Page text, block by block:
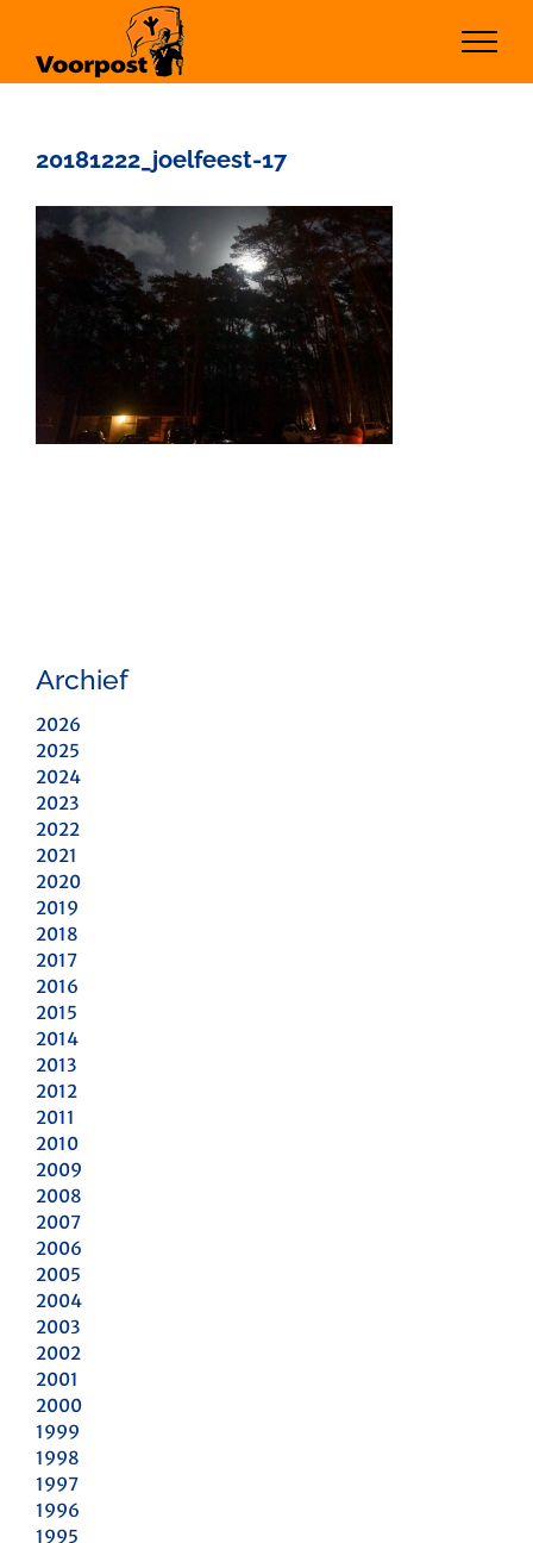
inhoud
20181222_joelfeest-17
Archief
2026
2025
2024
2023
2022
2021
2020
2019
2018
2017
2016
2015
2014
2013
2012
2011
2010
2009
2008
2007
2006
2005
2004
2003
2002
2001
2000
1999
1998
1997
1996
1995